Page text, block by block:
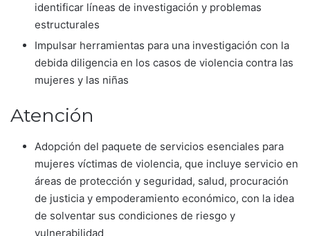
identificar líneas de investigación y problemas
estructurales
Impulsar herramientas para una investigación con la
debida diligencia en los casos de violencia contra las
mujeres y las niñas
Atención
Adopción del paquete de servicios esenciales para
mujeres víctimas de violencia, que incluye servicio en
áreas de protección y seguridad, salud, procuración
de justicia y empoderamiento económico, con la idea
de solventar sus condiciones de riesgo y
vulnerabilidad